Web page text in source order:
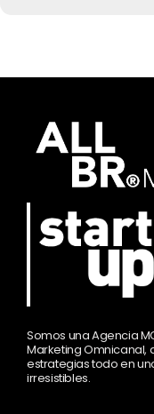
Somos una Agencia
Marketing Omnicanal,
estrategias todo en
irresistibles.